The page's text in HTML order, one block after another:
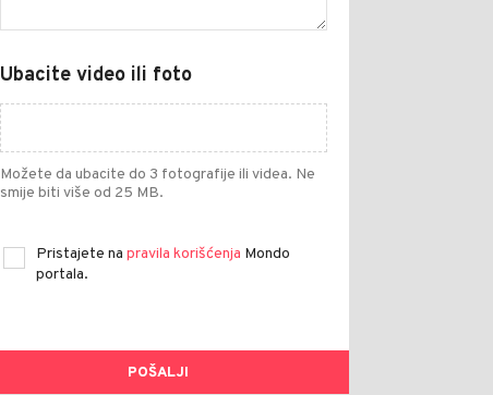
Ubacite video ili foto
Možete da ubacite do 3 fotografije ili videa. Ne
smije biti više od 25 MB.
Pristajete na pravila korišćenja Mondo
portala.
POŠALJI